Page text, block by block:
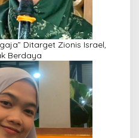
Ditarget Zionis Israel,
Berdaya